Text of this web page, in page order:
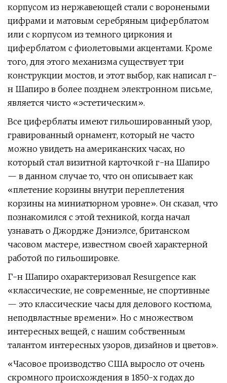
корпусом из нержавеющей стали с воронеными
цифрами и матовым серебряным циферблатом
или с корпусом из темного циркония и
циферблатом с фиолетовыми акцентами. Кроме
того, для этого механизма существует три
конструкции мостов, и этот выбор, как написал г-
н Шапиро в более позднем электронном письме,
является чисто «эстетическим».
Все циферблаты имеют гильошированный узор,
гравированный орнамент, который не часто
можно увидеть на американских часах, но
который стал визитной карточкой г-на Шапиро
— в данном случае то, что он описывает как
«плетение корзины внутри переплетения
корзины на миниатюрном уровне». Он сказал, что
познакомился с этой техникой, когда начал
узнавать о Джордже Дэниэлсе, британском
часовом мастере, известном своей характерной
работой по гильошировке.
Г-н Шапиро охарактеризовал Resurgence как
«классические, не современные, не спортивные
— это классические часы для делового костюма,
неподвластные времени». Но с множеством
интересных вещей, с нашим собственным
талантом интересных узоров, дизайнов и цветов».
«Часовое производство США выросло от очень
скромного происхождения в 1850-х годах до